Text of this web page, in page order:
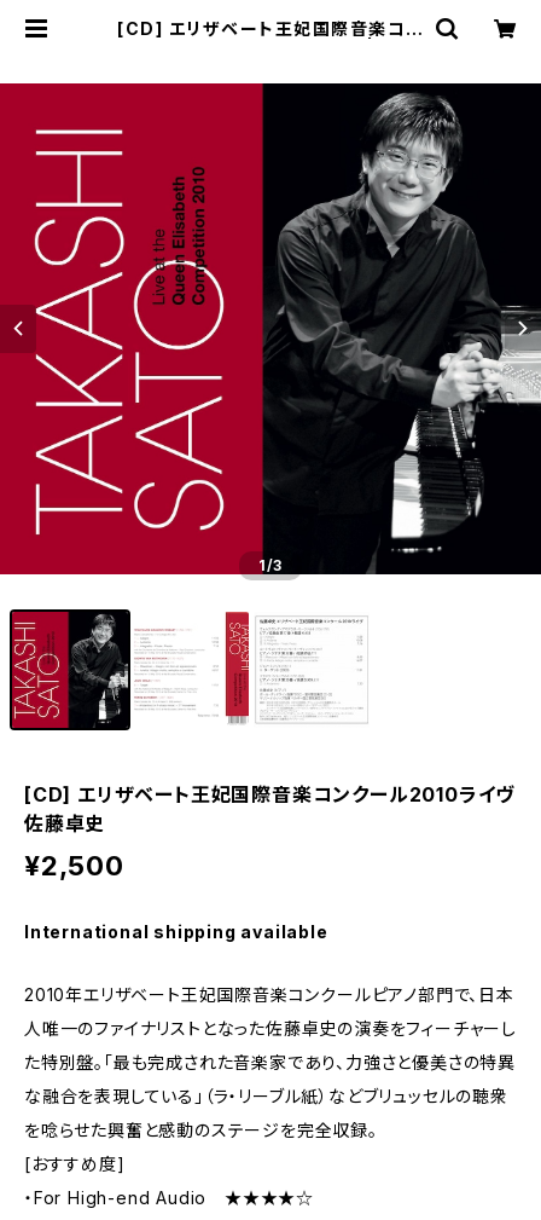
[CD] エリザベート王妃国際音楽コン
1/3
[CD] エリザベート王妃国際音楽コンクール2010ライヴ
佐藤卓史
¥2,500
International shipping available
2010年エリザベート王妃国際音楽コンクールピアノ部門で、日本
人唯一のファイナリストとなった佐藤卓史の演奏をフィーチャーし
た特別盤。「最も完成された音楽家であり、力強さと優美さの特異
な融合を表現している」（ラ・リーブル紙）などブリュッセルの聴衆
を唸らせた興奮と感動のステージを完全収録。
[おすすめ度]
・For High-end Audio ★★★★☆